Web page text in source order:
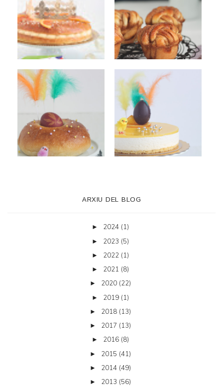
ARXIU DEL BLOG
► 2024 (1)
► 2023 (5)
► 2022 (1)
► 2021 (8)
► 2020 (22)
► 2019 (1)
► 2018 (13)
► 2017 (13)
► 2016 (8)
► 2015 (41)
► 2014 (49)
► 2013 (56)